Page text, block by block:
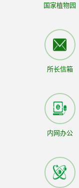
国家植物园
所长信箱
内网办公